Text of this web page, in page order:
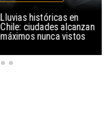
Lluvias históricas en
Chile: ciudades alcanzan
máximos nunca vistos